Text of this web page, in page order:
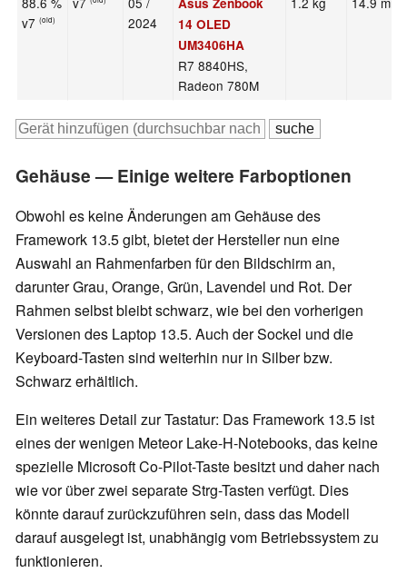
v7(old)
2024
Asus Zenbook
14 OLED
UM3406HA
R7 8840HS,
Radeon 780M
Gehäuse — Einige weitere Farboptionen
Obwohl es keine Änderungen am Gehäuse des
Framework 13.5 gibt, bietet der Hersteller nun eine
Auswahl an Rahmenfarben für den Bildschirm an,
darunter Grau, Orange, Grün, Lavendel und Rot. Der
Rahmen selbst bleibt schwarz, wie bei den vorherigen
Versionen des Laptop 13.5. Auch der Sockel und die
Keyboard-Tasten sind weiterhin nur in Silber bzw.
Schwarz erhältlich.
Ein weiteres Detail zur Tastatur: Das Framework 13.5 ist
eines der wenigen Meteor Lake-H-Notebooks, das keine
spezielle Microsoft Co-Pilot-Taste besitzt und daher nach
wie vor über zwei separate Strg-Tasten verfügt. Dies
könnte darauf zurückzuführen sein, dass das Modell
darauf ausgelegt ist, unabhängig vom Betriebssystem zu
funktionieren.